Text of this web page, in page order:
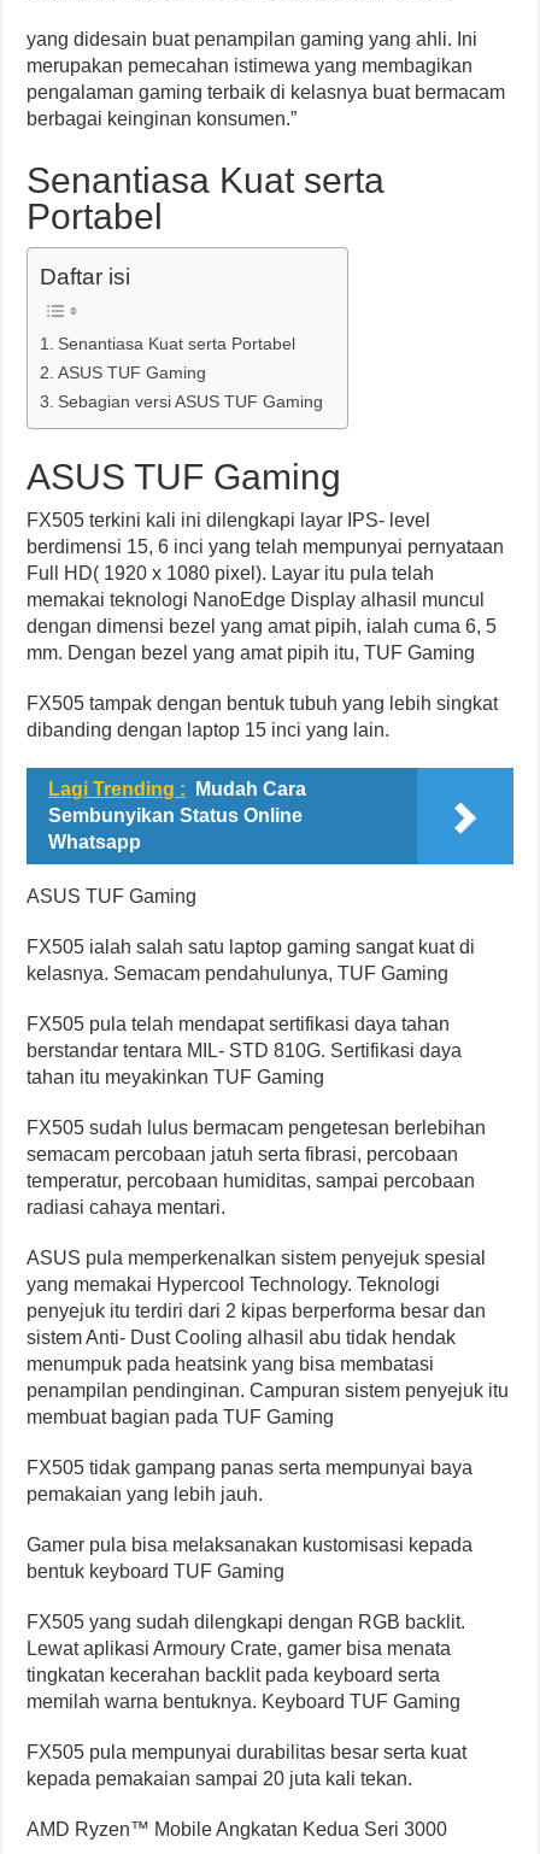
yang didesain buat penampilan gaming yang ahli. Ini
merupakan pemecahan istimewa yang membagikan
pengalaman gaming terbaik di kelasnya buat bermacam
berbagai keinginan konsumen.”
Senantiasa Kuat serta
Portabel
Daftar isi
Senantiasa Kuat serta Portabel
ASUS TUF Gaming
Sebagian versi ASUS TUF Gaming
ASUS TUF Gaming
FX505 terkini kali ini dilengkapi layar IPS- level
berdimensi 15, 6 inci yang telah mempunyai pernyataan
Full HD( 1920 x 1080 pixel). Layar itu pula telah
memakai teknologi NanoEdge Display alhasil muncul
dengan dimensi bezel yang amat pipih, ialah cuma 6, 5
mm. Dengan bezel yang amat pipih itu, TUF Gaming
FX505 tampak dengan bentuk tubuh yang lebih singkat
dibanding dengan laptop 15 inci yang lain.
Lagi Trending :
Mudah Cara
Sembunyikan Status Online
Whatsapp
ASUS TUF Gaming
FX505 ialah salah satu laptop gaming sangat kuat di
kelasnya. Semacam pendahulunya, TUF Gaming
FX505 pula telah mendapat sertifikasi daya tahan
berstandar tentara MIL- STD 810G. Sertifikasi daya
tahan itu meyakinkan TUF Gaming
FX505 sudah lulus bermacam pengetesan berlebihan
semacam percobaan jatuh serta fibrasi, percobaan
temperatur, percobaan humiditas, sampai percobaan
radiasi cahaya mentari.
ASUS pula memperkenalkan sistem penyejuk spesial
yang memakai Hypercool Technology. Teknologi
penyejuk itu terdiri dari 2 kipas berperforma besar dan
sistem Anti- Dust Cooling alhasil abu tidak hendak
menumpuk pada heatsink yang bisa membatasi
penampilan pendinginan. Campuran sistem penyejuk itu
membuat bagian pada TUF Gaming
FX505 tidak gampang panas serta mempunyai baya
pemakaian yang lebih jauh.
Gamer pula bisa melaksanakan kustomisasi kepada
bentuk keyboard TUF Gaming
FX505 yang sudah dilengkapi dengan RGB backlit.
Lewat aplikasi Armoury Crate, gamer bisa menata
tingkatan kecerahan backlit pada keyboard serta
memilah warna bentuknya. Keyboard TUF Gaming
FX505 pula mempunyai durabilitas besar serta kuat
kepada pemakaian sampai 20 juta kali tekan.
AMD Ryzen™ Mobile Angkatan Kedua Seri 3000